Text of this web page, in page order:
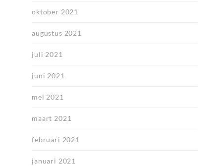
oktober 2021
augustus 2021
juli 2021
juni 2021
mei 2021
maart 2021
februari 2021
januari 2021